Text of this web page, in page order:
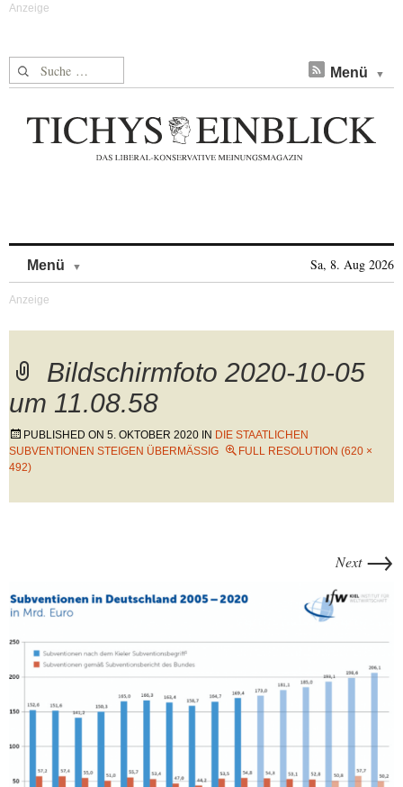
Suche nach: Menü
Menü Sa, 8. Aug 2026
Bildschirmfoto 2020-10-05
um 11.08.58
PUBLISHED ON 5. OKTOBER 2020 IN DIE STAATLICHEN
SUBVENTIONEN STEIGEN ÜBERMÄSSIG
FULL RESOLUTION (620 ×
492)
Next →